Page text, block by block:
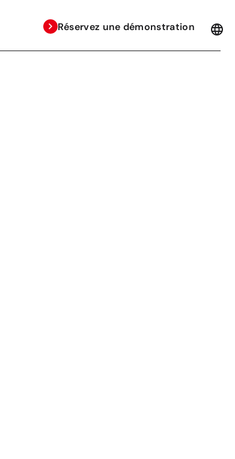
Réservez une démonstration